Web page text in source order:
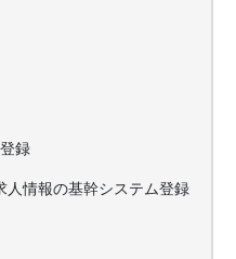
録
人情報の基幹システム登録